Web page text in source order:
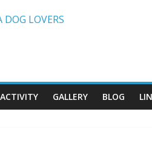
ACTIVITY GALLERY BLOG